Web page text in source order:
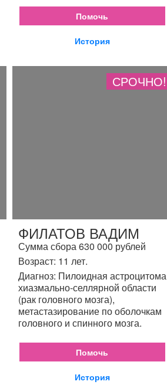
Помочь
История
СРОЧНО!
ФИЛАТОВ ВАДИМ
Сумма сбора 630 000 рублей
Возраст: 11 лет.
Диагноз: Пилоидная астроцитома
хиазмально-селлярной области
(рак головного мозга),
метастазирование по оболочкам
головного и спинного мозга.
Помочь
История